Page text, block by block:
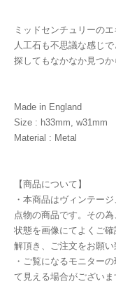
ミッドセンチュリーの
人工石も不思議な感じで
探してもなかなか見つか
Made in England
Size : h33mm, w31mm
Material : Metal
【商品について】
・本商品はヴィンテー
点物の商品です。その
状態を画像にてよくご
解頂き、ご注文をお願い
・ご覧になるモニター
て見える場合がございま